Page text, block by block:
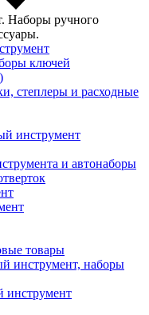
Наборы ручного
ключей
степлеры и расходные
инструмент
и автонаборы
товары
инструмент, наборы
инструмент